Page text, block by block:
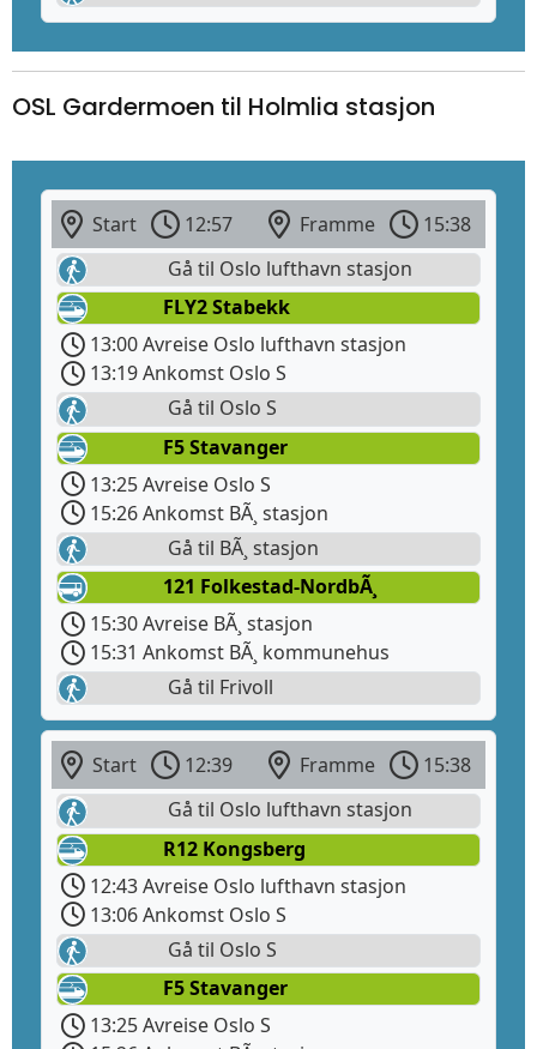
OSL Gardermoen til Holmlia stasjon
Start 12:57 Framme
15:38
Gå til Oslo lufthavn stasjon
FLY2 Stabekk
13:00 Avreise Oslo lufthavn stasjon
13:19 Ankomst Oslo S
Gå til Oslo S
F5 Stavanger
13:25 Avreise Oslo S
15:26 Ankomst BÃ¸ stasjon
Gå til BÃ¸ stasjon
121 Folkestad-NordbÃ¸
15:30 Avreise BÃ¸ stasjon
15:31 Ankomst BÃ¸ kommunehus
Gå til Frivoll
Start 12:39 Framme
15:38
Gå til Oslo lufthavn stasjon
R12 Kongsberg
12:43 Avreise Oslo lufthavn stasjon
13:06 Ankomst Oslo S
Gå til Oslo S
F5 Stavanger
13:25 Avreise Oslo S